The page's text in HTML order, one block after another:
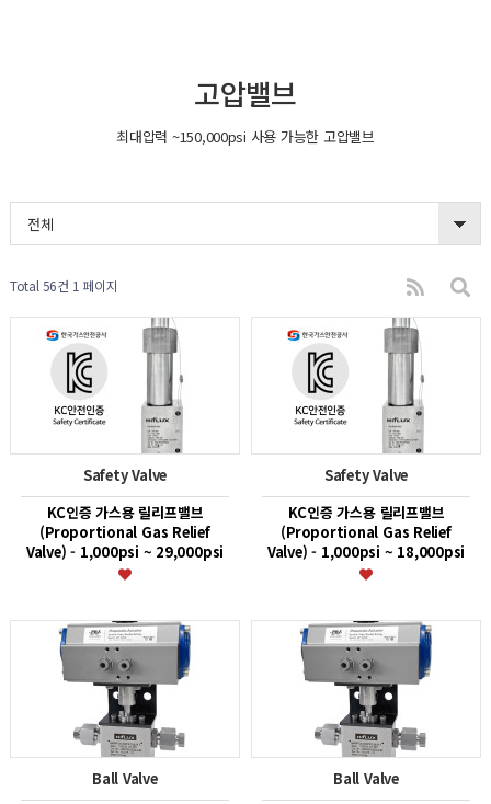
고압밸브
최대압력 ~150,000psi 사용 가능한 고압밸브
전체
Total 56건 1 페이지
Safety Valve
KC인증 가스용 릴리프밸브
(Proportional Gas Relief
Valve) - 1,000psi ~ 29,000psi
Safety Valve
KC인증 가스용 릴리프밸브
(Proportional Gas Relief
Valve) - 1,000psi ~ 18,000psi
Ball Valve
Ball Valve